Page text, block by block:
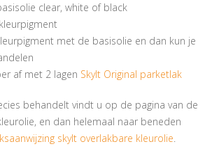
clear, white of black
met de basisolie en dan kun je
af met 2 lagen Skylt Original parketlak
behandelt vindt u op de pagina van de
en dan helemaal naar beneden
skylt overlakbare kleurolie.